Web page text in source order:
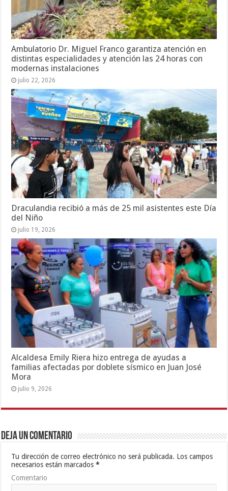
Ambulatorio Dr. Miguel Franco garantiza atención en
distintas especialidades y atención las 24 horas con
modernas instalaciones
julio 22, 2026
Draculandia recibió a más de 25 mil asistentes este Día
del Niño
julio 19, 2026
Alcaldesa Emily Riera hizo entrega de ayudas a
familias afectadas por doblete sísmico en Juan José
Mora
julio 9, 2026
Deja un comentario
Tu dirección de correo electrónico no será publicada. Los campos
necesarios están marcados*
Comentario